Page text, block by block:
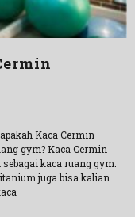
Kaca Cermin
gym? Kaca Cermin
kaca ruang gym.
juga bisa kalian